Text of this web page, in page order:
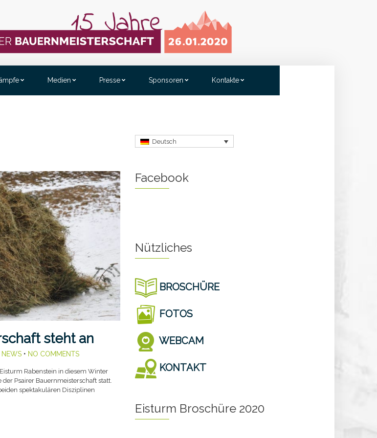
Medien Presse Sponsoren Kontakte
steht an
NEWS• NO COMMENTS
Rabenstein in diesem Winter
Psairer Bauernmeisterschaft statt.
spektakulären Disziplinen
Deutsch
Facebook
Nützliches
BROSCHÜRE
FOTOS
WEBCAM
KONTAKT
Eisturm Broschüre 2020